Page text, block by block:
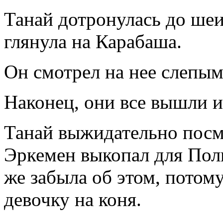
Танай дотронулась до
глянула на Карабаша.
Он смотрел на нее
Наконец, они все вышли
Танай выжидательно
Эркемен выкопал для
же забыла об этом,
девочку на коня.